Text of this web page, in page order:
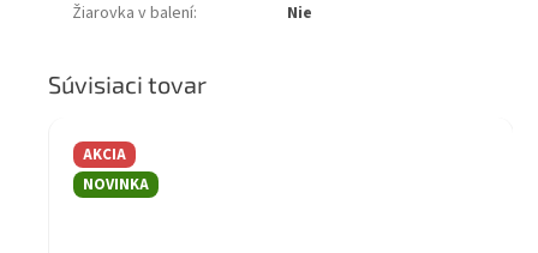
Žiarovka v balení: Nie
Súvisiaci tovar
AKCIA
NOVINKA